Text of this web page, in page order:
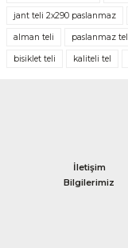
jant teli 2x290 paslanmaz
alman teli paslanmaz tel
bisiklet teli kaliteli tel
İletişim
Bilgilerimiz